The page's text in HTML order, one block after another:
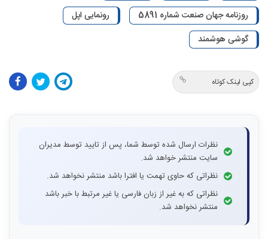
روزنامه جهان صنعت شماره 5891
رونمایی اپل
گوشی هوشمند
کپی لینک کوتاه
نظرات ارسال شده توسط شما، پس از تایید توسط مدیران
سایت منتشر خواهد شد.
نظراتی که حاوی تهمت یا افترا باشد منتشر نخواهد شد.
نظراتی که به غیر از زبان فارسی یا غیر مرتبط با خبر باشد
منتشر نخواهد شد.